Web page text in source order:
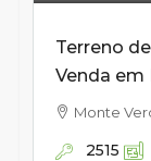
Terreno
Venda em
Monte
2515